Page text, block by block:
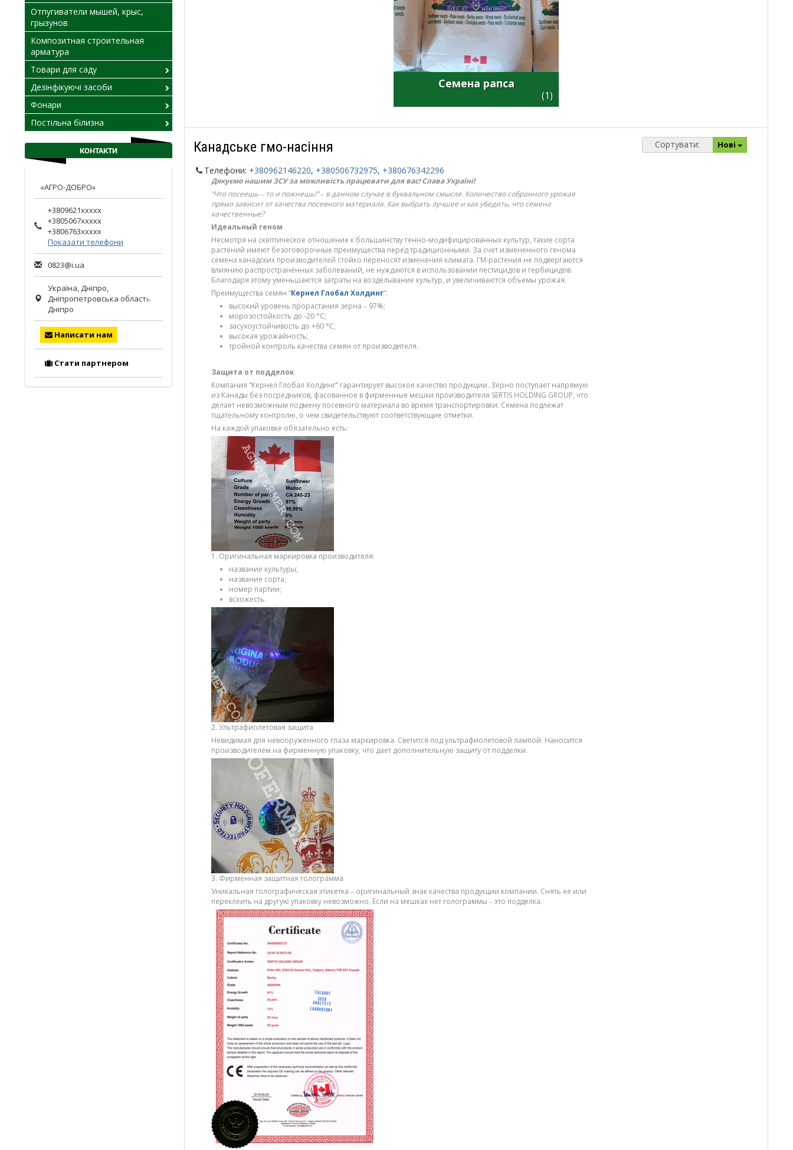
Семена рапса
(1)
Канадське гмо-насіння Сортувати: Нові
Телефони: +380962146220, +380506732975, +380676342296
Дякуємо нашим ЗСУ за можливість працювати для вас! Слава Україні!
“Что посеешь ‒ то и пожнешь!”‒ в данном случае в буквальном смысле. Количество собранного урожая
прямо зависит от качества посевного материала. Как выбрать лучшее и как убедить, что семена
качественные?
Идеальный геном
Несмотря на скептическое отношение к большинству генно-модифицированных культур, такие сорта
растений имеют безоговорочные преимущества перед традиционными. За счет измененного генома
семена канадских производителей стойко переносят изменения климата. ГМ-растения не подвергаются
влиянию распространенных заболеваний, не нуждаются в использовании пестицидов и гербицидов.
Благодаря этому уменьшаются затраты на возделывание культур, и увеличиваются объемы урожая.
Преимущества семян “Кернел Глобал Холдинг”:
высокий уровень прорастания зерна ‒ 97%;
морозостойкость до -20 °С;
засухоустойчивость до +60 °С;
высокая урожайность;
тройной контроль качества семян от производителя.
Защита от подделок
Компания “Кернел Глобал Холдинг” гарантирует высокое качество продукции. Зерно поступает напрямую
из Канады без поcредников, фасованное в фирменные мешки производителя SERTIS HOLDING GROUP, что
делает невозможным подмену посевного материала во время транспортировки. Семена подлежат
тщательному контролю, о чем свидетельствуют соответствующие отметки.
На каждой упаковке обязательно есть:
1. Оригинальная маркировка производителя:
название культуры;
название сорта;
номер партии;
всхожесть.
2. Ультрафиолетовая защита
Невидимая для невооруженного глаза маркировка. Светится под ультрафиолетовой лампой. Наносится
производителем на фирменную упаковку, что дает дополнительную защиту от подделки.
3. Фирменная защитная голограмма
Уникальная голографическая этикетка ‒ оригинальный знак качества продукции компании. Снять ее или
переклеить на другую упаковку невозможно. Если на мешках нет голограммы ‒ это подделка.
Отпугиватели мышей, крыс,
грызунов
Композитная строительная
арматура
Товари для саду
Дезінфікуючі засоби
Фонари
Постільна білизна
КОНТАКТИ
«АГРО-ДОБРО»
+3809621xxxxx
+3805067xxxxx
+3806763xxxxx
Показати телефони
0823@i.ua
Україна,Дніпро,
Дніпропетровська область.
Дніпро
Написати нам
Стати партнером